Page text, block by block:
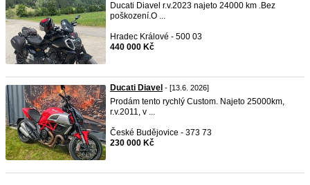
Ducati Diavel r.v.2023 najeto 24000 km .Bez
poškození.O ...
Hradec Králové - 500 03
440 000 Kč
Ducati Diavel - [13.6. 2026]
Prodám tento rychlý Custom. Najeto 25000km,
r.v.2011, v ...
České Budějovice - 373 73
230 000 Kč